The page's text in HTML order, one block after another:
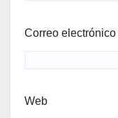
Correo electrónico
Web